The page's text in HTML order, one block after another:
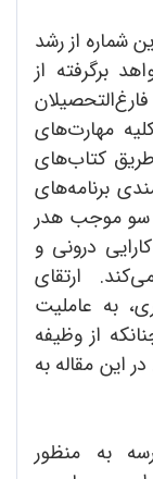
شماره از رشد
برگرفته از
مهارت‌‌های
کتاب‌های
برنامه‌های
سو موجب هدر
درونی و
ارتقای
به عاملیت
از وظیفه
این مقاله به
به منظور